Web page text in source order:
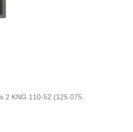
2 KNG 110-52 (125.075..